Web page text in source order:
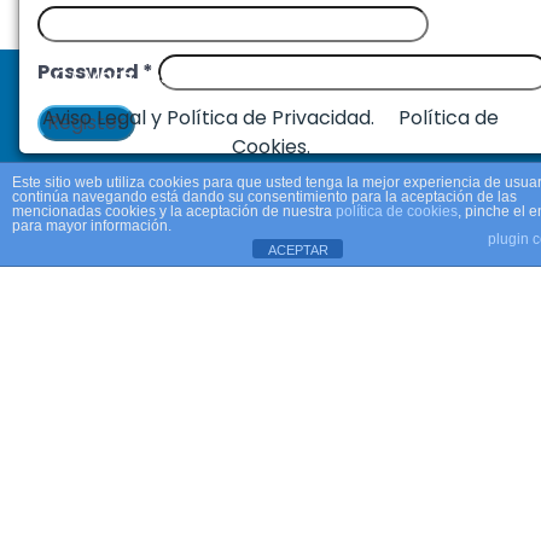
Password *
Register
C/ Mare Josefa Campos, 2 Alaquàs (Valencia)
Aviso Legal y Política de Privacidad.
Política de
Cookies.
Este sitio web utiliza cookies para que usted tenga la mejor experiencia de
continúa navegando está dando su consentimiento para la aceptación de las
mencionadas cookies y la aceptación de nuestra política de cookies, pinche el
para mayor información.
plugin
ACEPTAR